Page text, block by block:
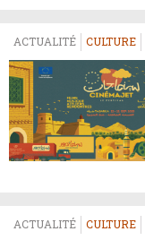
ACTUALITÉ CULTURE
ACTUALITÉ CULTURE